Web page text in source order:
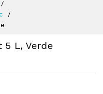
5 L, Verde